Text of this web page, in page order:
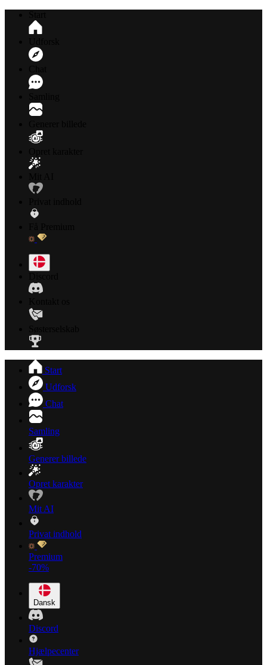
Start
Udforsk
Chat
Samling
Generer billede
Opret karakter
Mit AI
Privat indhold
Premium
-70%
Dansk
Discord
Hjælpecenter